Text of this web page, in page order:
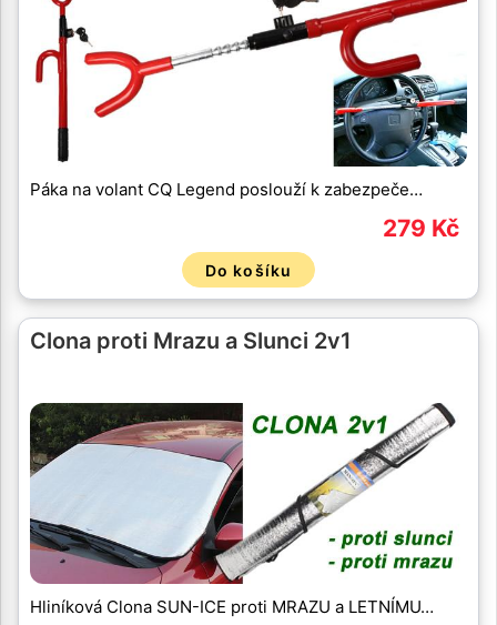
Páka na volant CQ Legend poslouží k zabezpeče…
279 Kč
Do košíku
Clona proti Mrazu a Slunci 2v1
Hliníková Clona SUN-ICE proti MRAZU a LETNÍMU…